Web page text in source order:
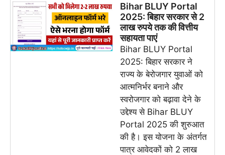
Bihar BLUY Portal
2025: बिहार सरकार से 2
लाख रुपये तक की वित्तीय
सहायता पाएं
Bihar BLUY Portal
2025: बिहार सरकार ने
राज्य के बेरोजगार युवाओं को
आत्मनिर्भर बनाने और
स्वरोजगार को बढ़ावा देने के
उद्देश्य से Bihar BLUY
Portal 2025 की शुरुआत
की है। इस योजना के अंतर्गत
पात्र आवेदकों को 2 लाख